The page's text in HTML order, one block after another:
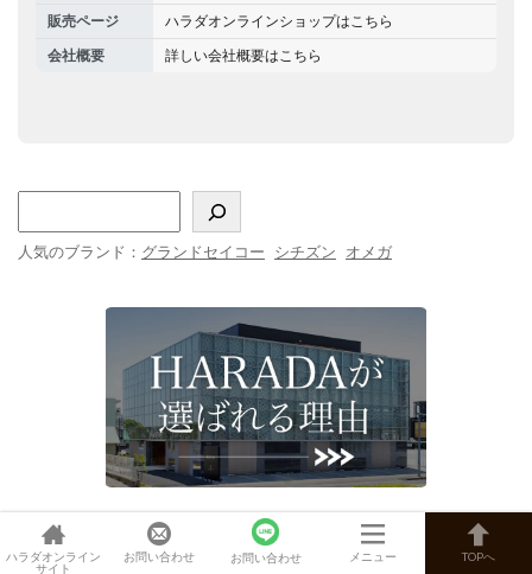
販売ページ
ハラダオンラインショップはこちら
会社概要
詳しい会社概要はこちら
人気のブランド： グランドセイコー シチズン オメガ
ハラダオンライン
サイト
お問い合わせ お問い合わせ メニュー TOPへ